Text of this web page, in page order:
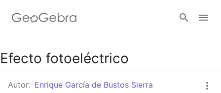
Google Classroom
GeoGebra Classroom
Efecto fotoeléctrico
Autor: Enrique García de Bustos Sierra